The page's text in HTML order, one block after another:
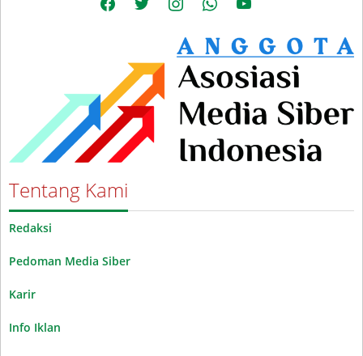
Tentang Kami
Redaksi
Pedoman Media Siber
Karir
Info Iklan